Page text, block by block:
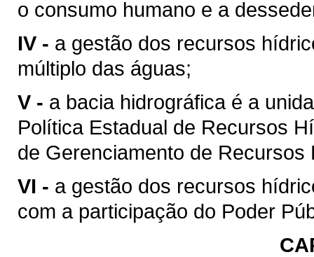
o consumo humano e a
IV - a gestão dos recursos
múltiplo das águas;
V - a bacia hidrográfica é a
Política Estadual de Recursos
de Gerenciamento de Recursos
VI - a gestão dos recursos
com a participação do Poder